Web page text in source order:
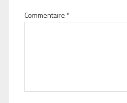
Commentaire *